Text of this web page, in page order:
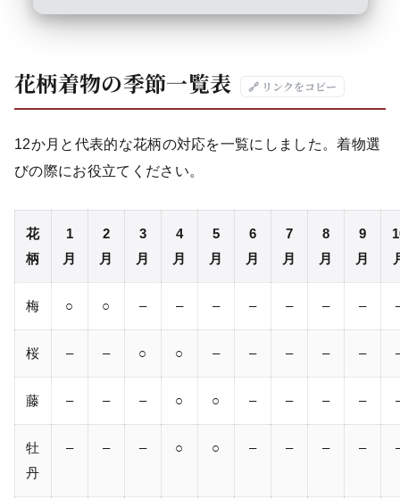
花柄着物の季節一覧表 🔗 リンクをコピー
12か月と代表的な花柄の対応を一覧にしました。着物選
びの際にお役立てください。
花
柄
1
月
2
月
3
月
4
月
5
月
6
月
7
月
8
月
9
月
梅 ○ ○ – – – – – – –
桜 – – ○ ○ – – – – –
藤 – – – ○ ○ – – – –
牡
丹
– – – ○ ○ – – – –